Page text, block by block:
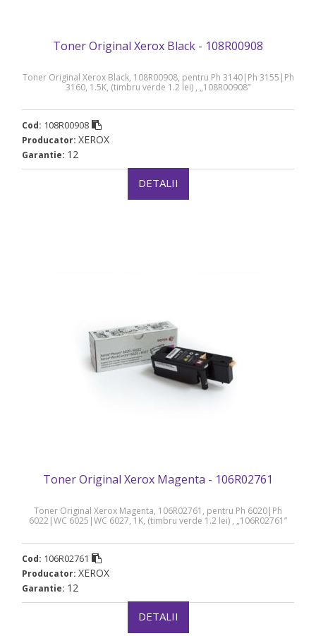
Toner Original Xerox Black - 108R00908
Toner Original Xerox Black, 108R00908, pentru Ph 3140|Ph 3155|Ph
3160, 1.5K, (timbru verde 1.2 lei) , „108R00908”
Cod: 108R00908
Producator: XEROX
Garantie: 12
DETALII
Toner Original Xerox Magenta - 106R02761
Toner Original Xerox Magenta, 106R02761, pentru Ph 6020|Ph
6022|WC 6025|WC 6027, 1K, (timbru verde 1.2 lei) , „106R02761”
Cod: 106R02761
Producator: XEROX
Garantie: 12
DETALII